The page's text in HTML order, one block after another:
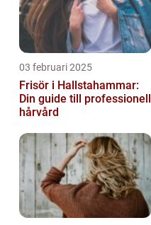
03 februari 2025
Frisör i Hallstahammar:
Din guide till professionell
hårvård